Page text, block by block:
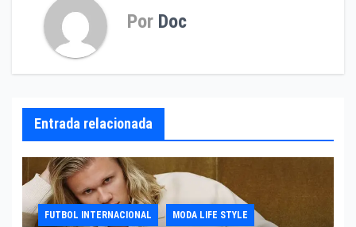
Por Doc
Entrada relacionada
FUTBOL INTERNACIONAL MODA LIFE STYLE